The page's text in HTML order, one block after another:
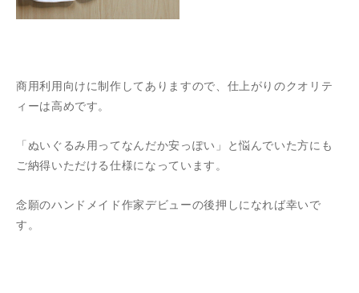
商用利用向けに制作してありますので、仕上がりのクオリテ
ィーは高めです。
「ぬいぐるみ用ってなんだか安っぽい」と悩んでいた方にも
ご納得いただける仕様になっています。
念願のハンドメイド作家デビューの後押しになれば幸いで
す。